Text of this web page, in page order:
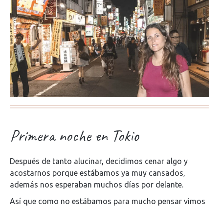
Primera noche en Tokio
Después de tanto alucinar, decidimos cenar algo y
acostarnos porque estábamos ya muy cansados,
además nos esperaban muchos días por delante.
Así que como no estábamos para mucho pensar vimos